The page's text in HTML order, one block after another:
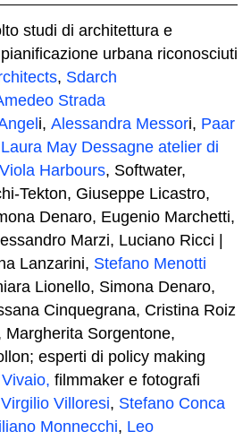
studi di architettura e
urbana riconosciuti
, Sdarch
Strada
i, Alessandra Messori, Paar
Laura May Dessagne atelier di
Harbours, Softwater,
Tekton, Giuseppe Licastro,
Denaro, Eugenio Marchetti,
Marzi, Luciano Ricci |
Lanzarini, Stefano Menotti
Lionello, Simona Denaro,
Cinquegrana, Cristina Roiz
Sorgentone,
esperti di policy making
filmmaker e fotografi
Virgilio Villoresi, Stefano Conca
Monnecchi, Leo